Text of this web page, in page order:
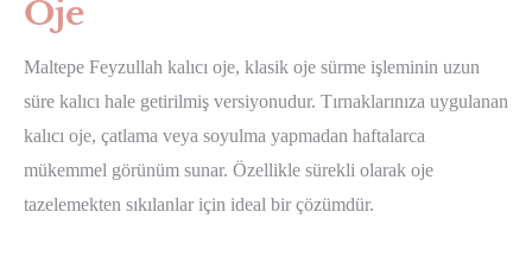
Oje
Maltepe Feyzullah kalıcı oje, klasik oje sürme işleminin uzun
süre kalıcı hale getirilmiş versiyonudur. Tırnaklarınıza uygulanan
kalıcı oje, çatlama veya soyulma yapmadan haftalarca
mükemmel görünüm sunar. Özellikle sürekli olarak oje
tazelemekten sıkılanlar için ideal bir çözümdür.